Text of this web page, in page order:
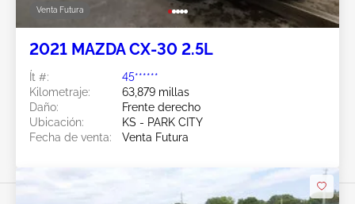
Venta Futura
2021 MAZDA CX-30 2.5L
Ít #:
45******
Kilometraje:
63,879 millas
Daño:
Frente derecho
Ubicación:
KS - PARK CITY
Fecha de venta:
Venta Futura